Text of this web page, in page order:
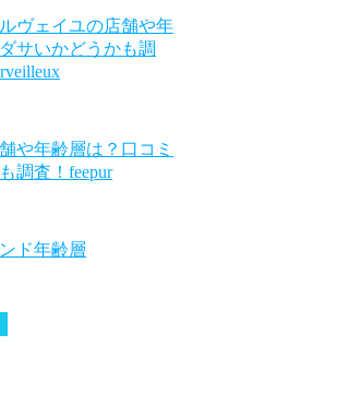
ヴェイユの店舗や年
サいかどうかも調
や年齢層は？口コミ
調査！feepur
ド年齢層